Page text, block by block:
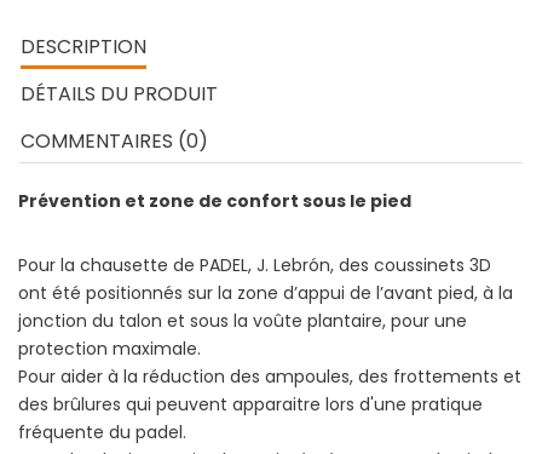
DESCRIPTION
DÉTAILS DU PRODUIT
COMMENTAIRES (0)
Prévention et zone de confort sous le pied
Pour la chausette de PADEL, J. Lebrón, des coussinets 3D
ont été positionnés sur la zone d’appui de l’avant pied, à la
jonction du talon et sous la voûte plantaire, pour une
protection maximale.
Pour aider à la réduction des ampoules, des frottements et
des brûlures qui peuvent apparaitre lors d'une pratique
fréquente du padel.